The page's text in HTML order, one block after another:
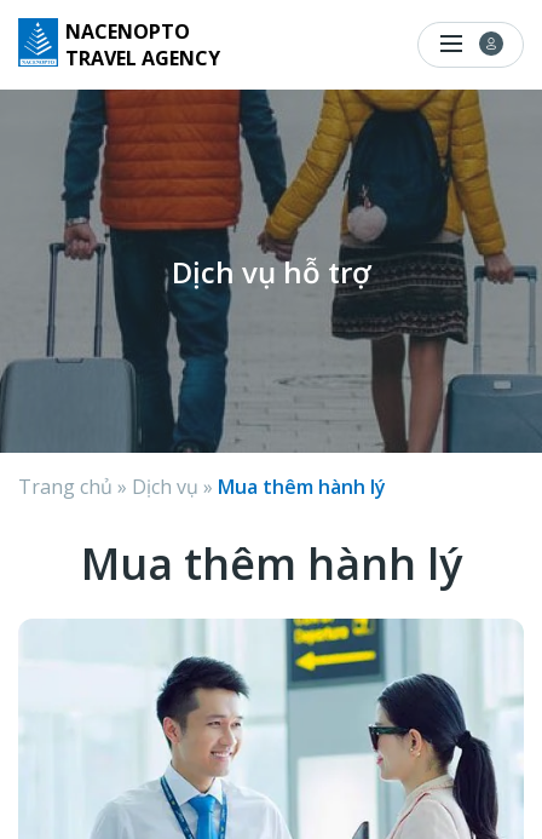
n
NACENOPTO
TRAVEL AGENCY
Dịch vụ hỗ trợ
Trang chủ » Dịch vụ » Mua thêm hành lý
Mua thêm hành lý